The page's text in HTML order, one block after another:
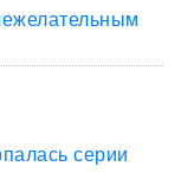
серии